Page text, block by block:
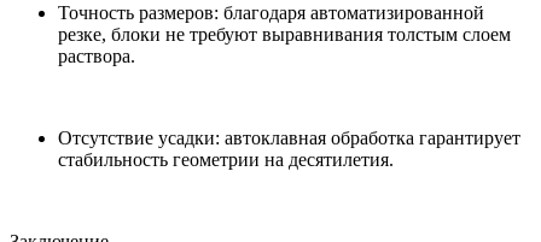
Точность размеров: благодаря автоматизированной
резке, блоки не требуют выравнивания толстым слоем
раствора.
Отсутствие усадки: автоклавная обработка гарантирует
стабильность геометрии на десятилетия.